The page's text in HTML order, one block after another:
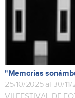
"Memorias
25/10/2025 al 30/